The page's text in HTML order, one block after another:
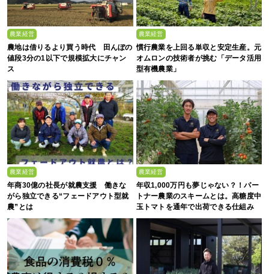
農業経営
農地は借りるより買う時代 田んぼの
値段3分の1以下で規模拡大にチャン
ス
農業経営
慣行農業を上回る単収と安定生産。元
オムロンの技術者が挑む「データ活用
型有機農業」
農業経営
年商30億の社長が就農支援 働きな
がら独立できる“フェードアウト型就
農”とは
農業経営
年収1,000万円も夢じゃない？！パー
トナー農業のスキームとは。高糖度中
玉トマトを通年で出荷できる仕組み